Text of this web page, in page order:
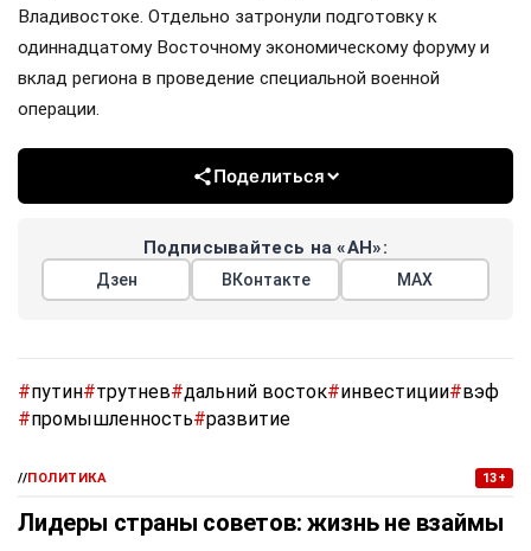
Владивостоке. Отдельно затронули подготовку к
одиннадцатому Восточному экономическому форуму и
вклад региона в проведение специальной военной
операции.
Поделиться
Подписывайтесь на «АН»:
Дзен ВКонтакте МАХ
#путин#трутнев#дальний восток#инвестиции#вэф
#промышленность#развитие
//ПОЛИТИКА 13+
Лидеры страны советов: жизнь не взаймы